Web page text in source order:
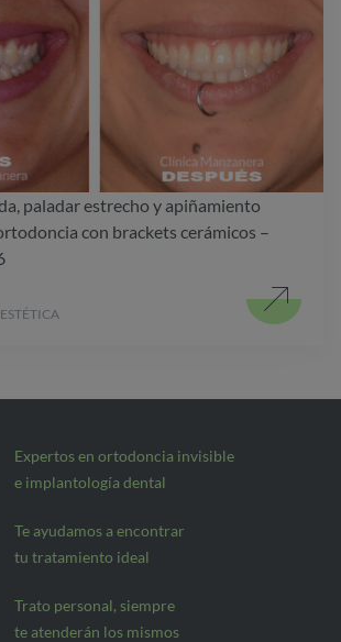
paladar estrecho y apiñamiento
con brackets cerámicos –
Expertos en ortodoncia invisible
e implantología dental
Te ayudamos a encontrar
tu tratamiento ideal
Trato personal, siempre
te atenderán los mismos